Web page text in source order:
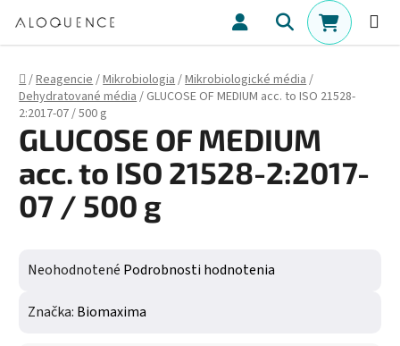
Hľadať
Domov
/Reagencie/Mikrobiologia/Mikrobiologické média/
Dehydratované média/ GLUCOSE OF MEDIUM acc. to ISO 21528-
2:2017-07 / 500 g
GLUCOSE OF MEDIUM
acc. to ISO 21528-2:2017-
07 / 500 g
Priemerné hodnotenie produktu je 0,0 z 5 hviezdičiek.
Neohodnotené Podrobnosti hodnotenia
Značka: Biomaxima